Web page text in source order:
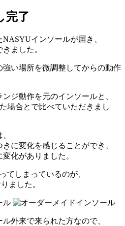
完了
インソールが届き、
ました。
強い場所を微調整してからの動作
ジ動作を元のインソールと、
場合とで比べていただきまし
に変化を感じることができ、
化がありました。
てしまっているのが、
ました。
外来で来られた方なので、